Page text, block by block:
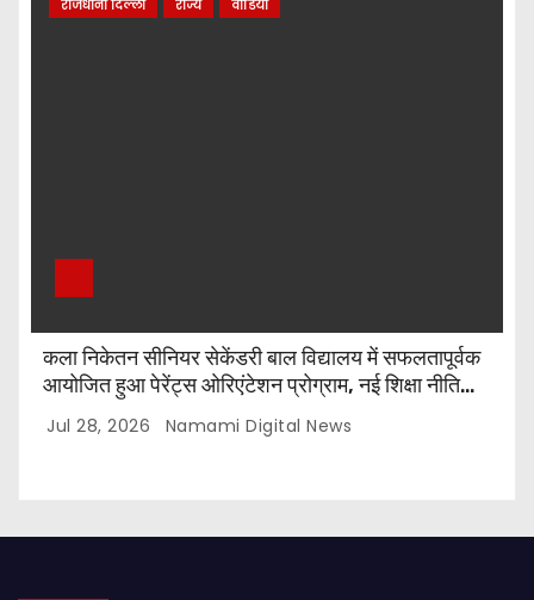
राजधानी दिल्ली राज्य वीडियो
कला निकेतन सीनियर सेकेंडरी बाल विद्यालय में सफलतापूर्वक
आयोजित हुआ पेरेंट्स ओरिएंटेशन प्रोग्राम, नई शिक्षा नीति
और CBSE पाठ्यक्रम पर किया गया मार्गदर्शन
Jul 28, 2026 Namami Digital News